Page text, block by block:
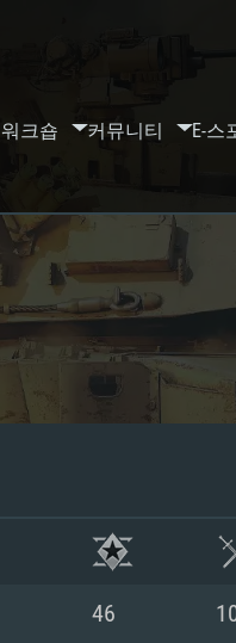
워크숍 커뮤니티 E-스
46